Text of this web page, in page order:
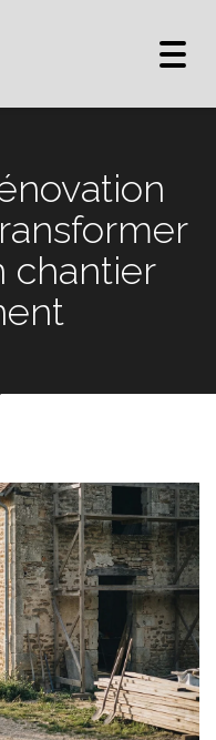
chantier